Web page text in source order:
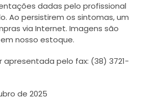
dadas pelo profissional
Ao persistirem os sintomas, um
via Internet. Imagens são
nosso estoque.
pelo fax: (38) 3721-
de 2025